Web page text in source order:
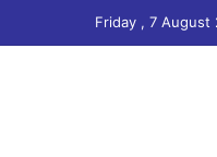
Friday , 7 August